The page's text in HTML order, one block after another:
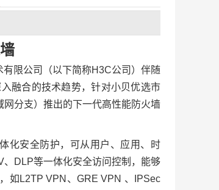
限公司（以下简称H3C公司）伴随
融合的技术趋势，针对小贝优选市
分支）推出的下一代高性能防火墙
化安全防护，可从用户、应用、时
DLP等一体化安全访问控制，能够
如L2TP VPN、GRE VPN 、IPSec